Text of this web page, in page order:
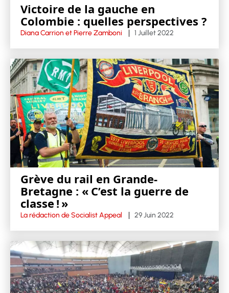
Victoire de la gauche en
Colombie : quelles perspectives ?
Diana Carrion et Pierre Zamboni 1 Juillet 2022
Grève du rail en Grande-
Bretagne : « C’est la guerre de
classe ! »
La rédaction de Socialist Appeal 29 Juin 2022